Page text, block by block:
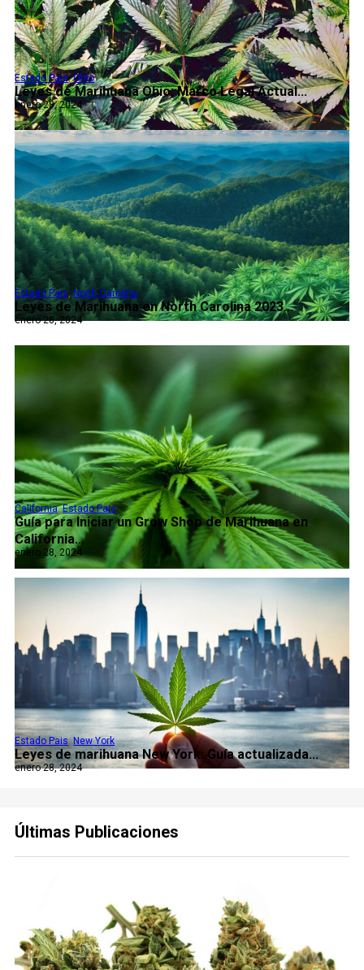
Leyes de Marihuana Ohio: Marco Legal Actual...
Estado Pais,Ohio
enero 28, 2024
Leyes de Marihuana en North Carolina 2023...
Estado Pais,North Carolina
enero 28, 2024
Guía para Iniciar un Grow Shop de Marihuana en
California...
California,Estado Pais
enero 28, 2024
Leyes de marihuana New York: Guía actualizada...
Estado Pais,New York
enero 28, 2024
Últimas Publicaciones